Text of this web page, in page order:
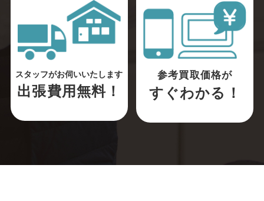
スタッフがお伺いいたします
出張費用無料！
参考買取価格が
すぐわかる！